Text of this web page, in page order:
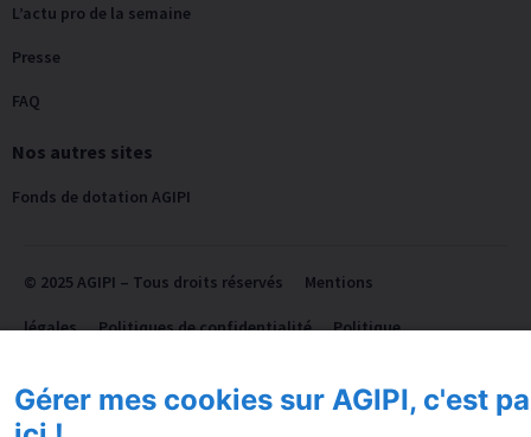
L’actu pro de la semaine
Presse
FAQ
Nos autres sites
Fonds de dotation AGIPI
© 2025 AGIPI – Tous droits réservés Mentions
légales Politiques de confidentialité Politique
site Résilier mon adhésion
Gérer mes cookies sur AGIPI, c'est